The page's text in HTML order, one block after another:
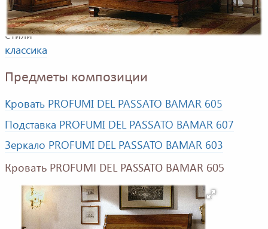
Фабрика
BAMAR
Стили
классика
Предметы композиции
Кровать PROFUMI DEL PASSATO BAMAR 605
Подставка PROFUMI DEL PASSATO BAMAR 607
Зеркало PROFUMI DEL PASSATO BAMAR 603
Кровать PROFUMI DEL PASSATO BAMAR 605